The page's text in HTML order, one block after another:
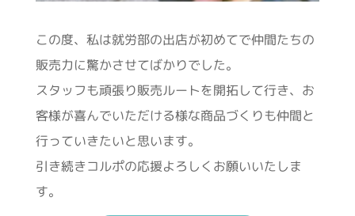
この度、私は就労部の出店が初めてで仲間たちの
販売力に驚かさせてばかりでした。
スタッフも頑張り販売ルートを開拓して行き、お
客様が喜んでいただける様な商品づくりも仲間と
行っていきたいと思います。
引き続きコルポの応援よろしくお願いいたしま
す。